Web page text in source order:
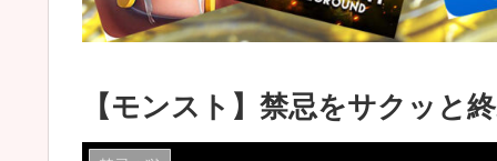
【モンスト】禁忌をサクッと